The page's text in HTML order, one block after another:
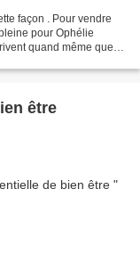
façon . Pour vendre
pour Ophélie
quand même que
être